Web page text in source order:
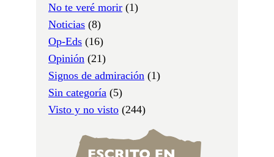
No te veré morir (1)
Noticias (8)
Op-Eds (16)
Opinión (21)
Signos de admiración (1)
Sin categoría (5)
Visto y no visto (244)